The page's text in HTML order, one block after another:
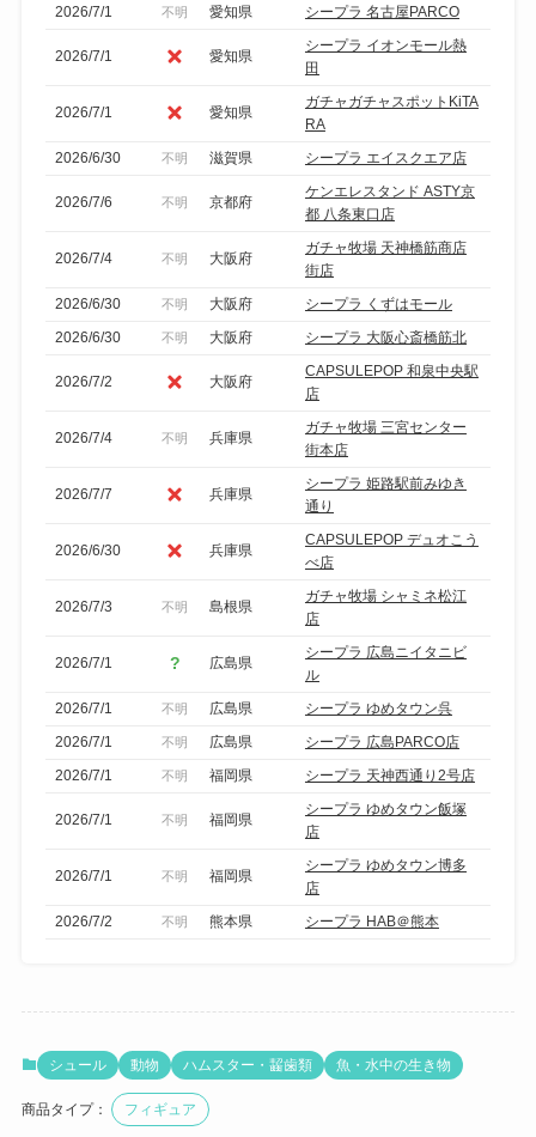
2026/7/1
不明 愛知県 シープラ 名古屋PARCO
2026/7/1 愛知県
シープラ イオンモール熱
田
2026/7/1 愛知県
ガチャガチャスポットKiTA
RA
2026/6/30
不明 滋賀県 シープラ エイスクエア店
2026/7/6 不明 京都府
ケンエレスタンド ASTY京
都 八条東口店
2026/7/4 不明 大阪府
ガチャ牧場 天神橋筋商店
街店
2026/6/30
不明 大阪府
シープラ くずはモール
2026/6/30
不明 大阪府 シープラ 大阪心斎橋筋北
2026/7/2 大阪府
CAPSULEPOP 和泉中央駅
店
2026/7/4 不明 兵庫県
ガチャ牧場 三宮センター
街本店
2026/7/7 兵庫県
シープラ 姫路駅前みゆき
通り
2026/6/30 兵庫県
CAPSULEPOP デュオこう
べ店
2026/7/3 不明 島根県
ガチャ牧場 シャミネ松江
店
2026/7/1 広島県
シープラ 広島ニイタニビ
ル
2026/7/1
不明 広島県
シープラ ゆめタウン呉
2026/7/1
不明 広島県
シープラ 広島PARCO店
2026/7/1
不明 福岡県 シープラ 天神西通り2号店
2026/7/1 不明 福岡県
シープラ ゆめタウン飯塚
店
2026/7/1 不明 福岡県
シープラ ゆめタウン博多
店
2026/7/2
不明 熊本県 シープラ HAB＠熊本
シュール 動物 ハムスター・齧歯類 魚・水中の生き物
商品タイプ： フィギュア